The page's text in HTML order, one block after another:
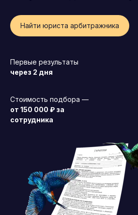
Генеральный директор (CEO)
Найти юриста арбитражника
Первые результаты
через 2 дня
Стоимость подбора —
от 150 000 ₽ за
сотрудника